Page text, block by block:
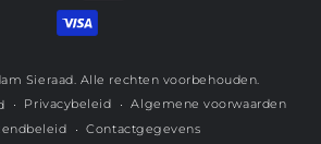
Sieraad. Alle rechten voorbehouden.
Privacybeleid
Algemene voorwaarden
Contactgegevens